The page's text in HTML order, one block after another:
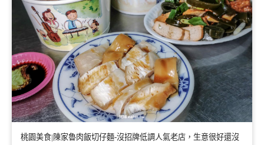
桃園美食|陳家魯肉飯切仔麵-沒招牌低調人氣老店，生意很好還沒